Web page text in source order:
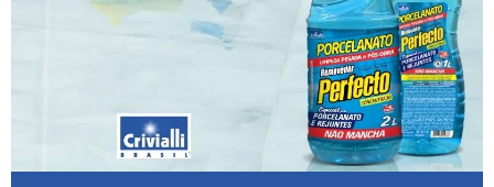
Empresa De Brilha Alumínio
Empresa De Revenda De Limpa Alumínio
Empresa Revendedora De Produto Limpa Alumínio
Empresa Revendedora De Produto De Limpeza